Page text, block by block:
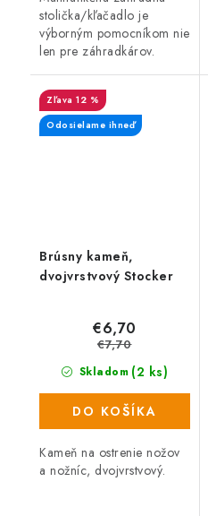
stolička/kľačadlo je
výborným pomocníkom nie
len pre záhradkárov.
často náročná pre vašu
chrbticu a kolená. Na
stoličke sa dá...
Brúsny kameň,
dvojvrstvový Stocker
12 %
Odosielame ihneď
Skladom (2 ks)
€6,70
€7,70
DO KOŠÍKA
Kameň na ostrenie nožov
a nožníc, dvojvrstvový.